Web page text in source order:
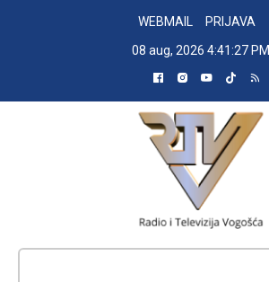
WEBMAIL
PRIJAVA
08 aug, 2026 4:41:28 PM